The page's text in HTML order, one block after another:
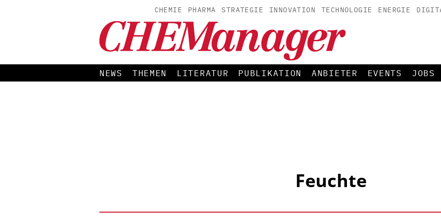
CHEMIE PHARMA STRATEGIE INNOVATION TECHNOLOGIE ENERGIE
NEWS THEMEN LITERATUR PUBLIKATION ANBIETER EVENTS JOBS
Feuchte